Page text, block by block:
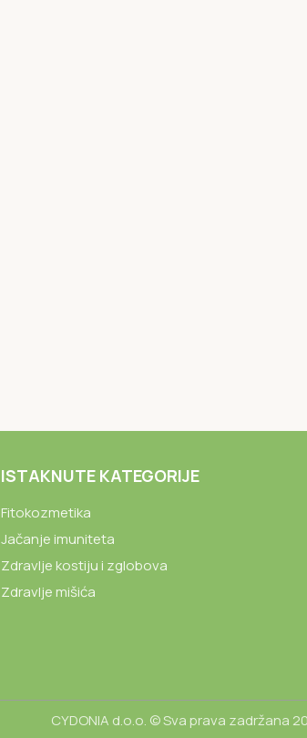
ISTAKNUTE KATEGORIJE
Fitokozmetika
Jačanje imuniteta
Zdravlje kostiju i zglobova
Zdravlje mišića
CYDONIA d.o.o. © Sva prava zadržana